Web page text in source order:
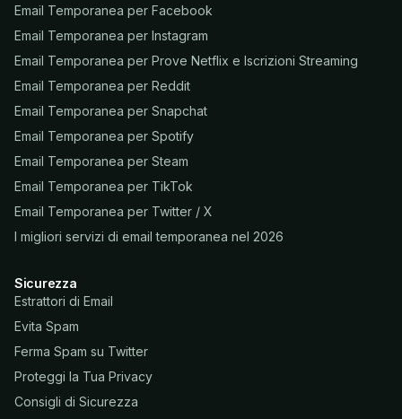
Email Temporanea per Facebook
Email Temporanea per Instagram
Email Temporanea per Prove Netflix e Iscrizioni Streaming
Email Temporanea per Reddit
Email Temporanea per Snapchat
Email Temporanea per Spotify
Email Temporanea per Steam
Email Temporanea per TikTok
Email Temporanea per Twitter / X
I migliori servizi di email temporanea nel 2026
Sicurezza
Estrattori di Email
Evita Spam
Ferma Spam su Twitter
Proteggi la Tua Privacy
Consigli di Sicurezza